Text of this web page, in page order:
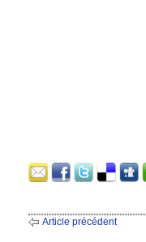
Article précédent